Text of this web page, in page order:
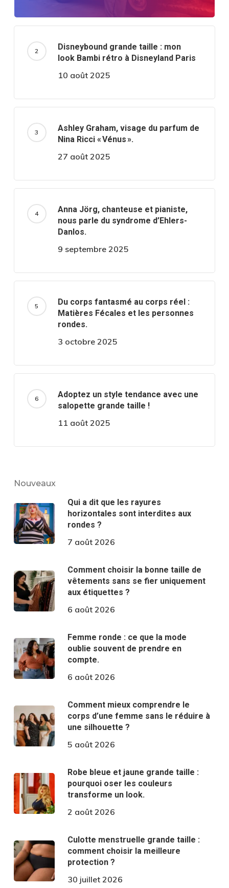
Disneybound grande taille : mon
look Bambi rétro à Disneyland Paris
10 août 2025
Ashley Graham, visage du parfum de
Nina Ricci « Vénus ».
27 août 2025
Anna Jörg, chanteuse et pianiste,
nous parle du syndrome d’Ehlers-
Danlos.
9 septembre 2025
Du corps fantasmé au corps réel :
Matières Fécales et les personnes
rondes.
3 octobre 2025
Adoptez un style tendance avec une
salopette grande taille !
11 août 2025
Nouveaux
Qui a dit que les rayures
horizontales sont interdites aux
rondes ?
7 août 2026
Comment choisir la bonne taille de
vêtements sans se fier uniquement
aux étiquettes ?
6 août 2026
Femme ronde : ce que la mode
oublie souvent de prendre en
compte.
6 août 2026
Comment mieux comprendre le
corps d’une femme sans le réduire à
une silhouette ?
5 août 2026
Robe bleue et jaune grande taille :
pourquoi oser les couleurs
transforme un look.
2 août 2026
Culotte menstruelle grande taille :
comment choisir la meilleure
protection ?
30 juillet 2026